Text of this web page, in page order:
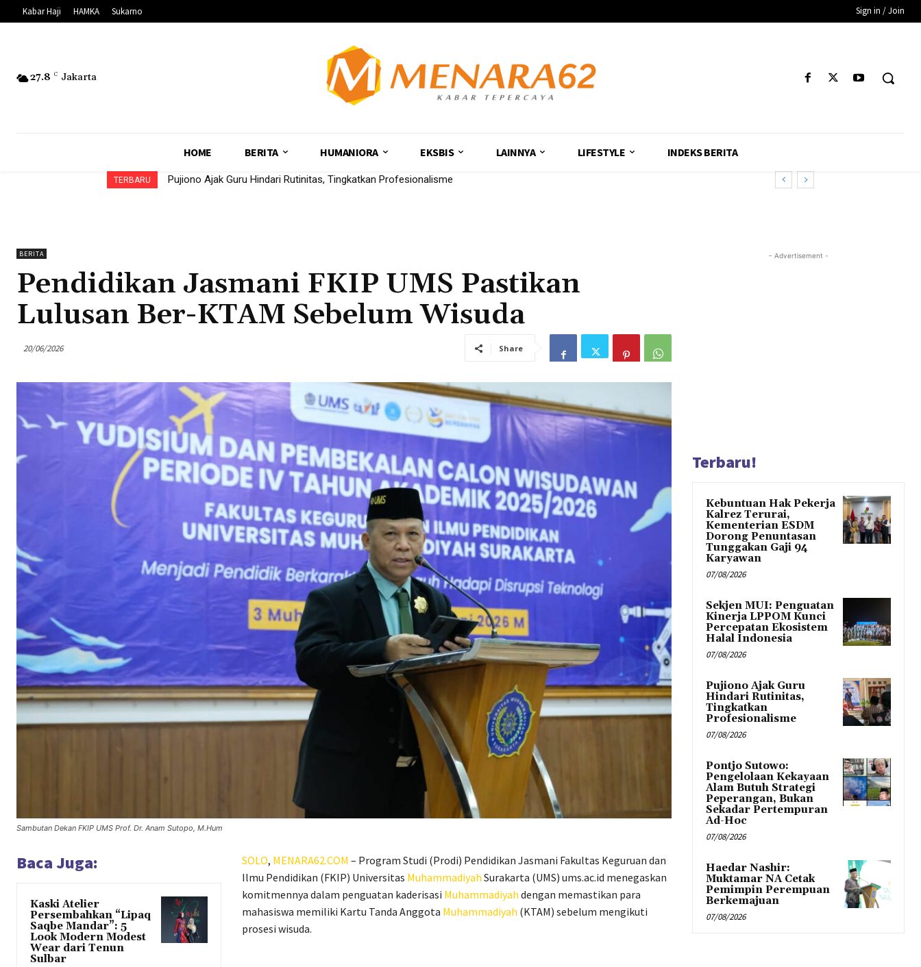
Kabar Haji HAMKA Sukarno Sign in / Join
27.8 C Jakarta
HOME BERITA HUMANIORA EKSBIS LAINNYA LIFESTYLE INDEKS BERITA
TERBARU Pujiono Ajak Guru Hindari Rutinitas, Tingkatkan Profesionalisme
Pontjo Sutowo: Pengelolaan Kekayaan Alam Butuh Strategi Peperangan, Bukan Sekadar Pertempuran Ad-Hoc
BERITA
Pendidikan Jasmani FKIP UMS Pastikan
Lulusan Ber-KTAM Sebelum Wisuda
20/06/2026 Share
Sambutan Dekan FKIP UMS Prof. Dr. Anam Sutopo, M.Hum
Baca Juga:
Kaski Atelier
Persembahkan “Lipaq
Saqbe Mandar”: 5
Look Modern Modest
Wear dari Tenun
Sulbar
SOLO, MENARA62.COM – Program Studi (Prodi) Pendidikan Jasmani Fakultas Keguruan dan
Ilmu Pendidikan (FKIP) Universitas Muhammadiyah Surakarta (UMS) ums.ac.id menegaskan
komitmennya dalam penguatan kaderisasi Muhammadiyah dengan memastikan para
mahasiswa memiliki Kartu Tanda Anggota Muhammadiyah (KTAM) sebelum mengikuti
prosesi wisuda.
- Advertisement -
Terbaru!
Kebuntuan Hak Pekerja
Kalrez Terurai,
Kementerian ESDM
Dorong Penuntasan
Tunggakan Gaji 94
Karyawan
07/08/2026
Sekjen MUI: Penguatan
Kinerja LPPOM Kunci
Percepatan Ekosistem
Halal Indonesia
07/08/2026
Pujiono Ajak Guru
Hindari Rutinitas,
Tingkatkan
Profesionalisme
07/08/2026
Pontjo Sutowo:
Pengelolaan Kekayaan
Alam Butuh Strategi
Peperangan, Bukan
Sekadar Pertempuran
Ad-Hoc
07/08/2026
Haedar Nashir:
Muktamar NA Cetak
Pemimpin Perempuan
Berkemajuan
07/08/2026